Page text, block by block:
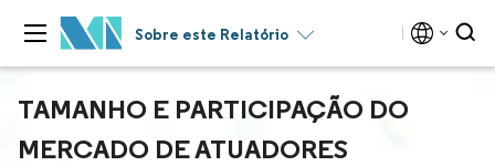
Sobre este Relatório
TAMANHO E PARTICIPAÇÃO DO
MERCADO DE ATUADORES